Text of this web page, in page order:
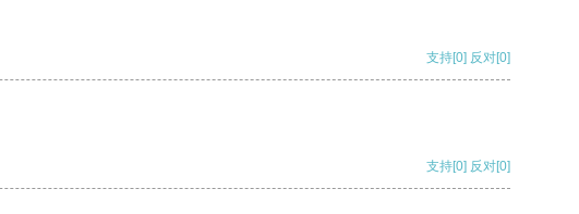
支持[0] 反对[0]
支持[0] 反对[0]